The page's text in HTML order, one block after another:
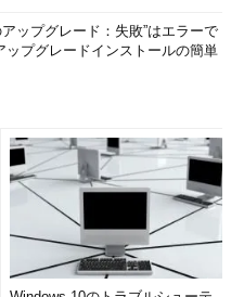
ップグレード：失敗”はエラーで
プグレードインストールの簡単